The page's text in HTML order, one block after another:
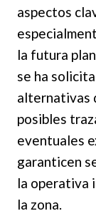
aspectos
la futura
se ha
alternativas
posibles
eventuales
garanticen
la operativa
la zona.